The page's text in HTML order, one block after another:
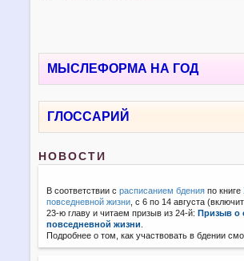
МЫСЛЕФОРМА НА ГОД
ГЛОССАРИЙ
НОВОСТИ
В соответствии срасписанием бдения по книге
повседневной жизни , с 6 по 14 августа
23-ю главу и читаем призыв из 24-й:Призыв о
повседневной жизни
Подробнее о том, как участвовать в бдении